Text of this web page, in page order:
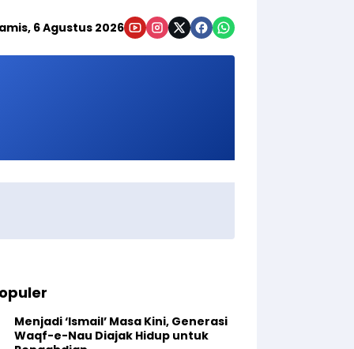
6 Agustus 2026
Menjadi ‘Ismail’ Masa Kini, Generasi
Waqf-e-Nau Diajak Hidup untuk